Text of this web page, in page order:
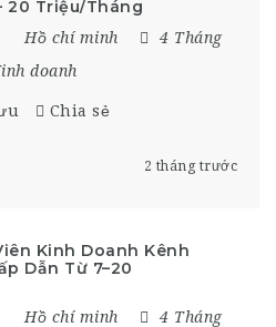
20 Triệu/Tháng
Hồ chí minh
4 Tháng
doanh
Chia sẻ
2 tháng trước
Kinh Doanh Kênh
Dẫn Từ 7–20
Hồ chí minh
4 Tháng